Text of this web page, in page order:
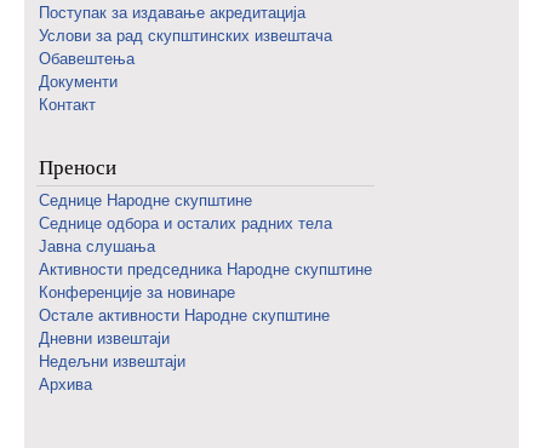
Поступак за издавање акредитација
Услови за рад скупштинских извештача
Обавештења
Документи
Контакт
Преноси
Седнице Народне скупштине
Седнице одбора и осталих радних тела
Јавна слушања
Активности председника Народне скупштине
Конференције за новинаре
Oстале активности Народне скупштине
Дневни извештаји
Недељни извештаји
Архива